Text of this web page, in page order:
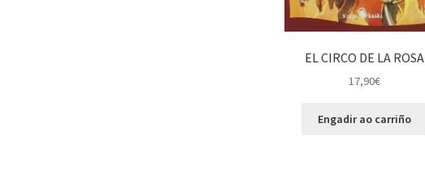
EL CIRCO DE LA ROSA
17,90€
Engadir ao carriño